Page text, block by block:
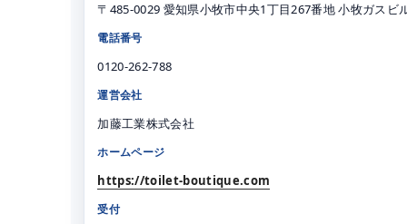
〒485-0029 愛知県小牧市中央1丁目267番地 小牧ガスビ
電話番号
0120-262-788
運営会社
加藤工業株式会社
ホームページ
https://toilet-boutique.com
受付